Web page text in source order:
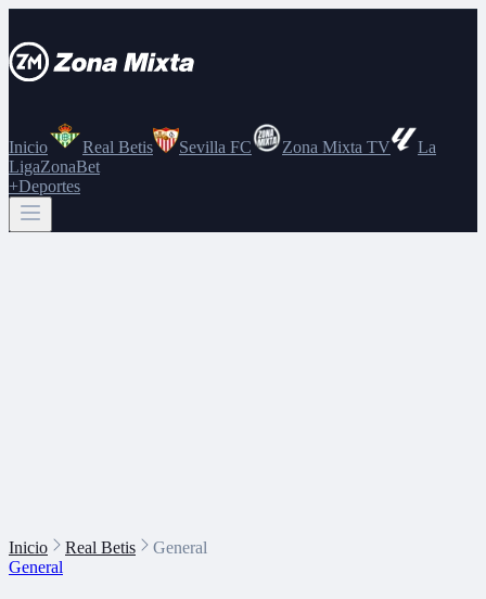
Inicio Real Betis Sevilla FC Zona Mixta TV
La
LigaZonaBet
+Deportes
Inicio Real Betis
General
General